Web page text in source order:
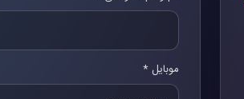
موبایل *